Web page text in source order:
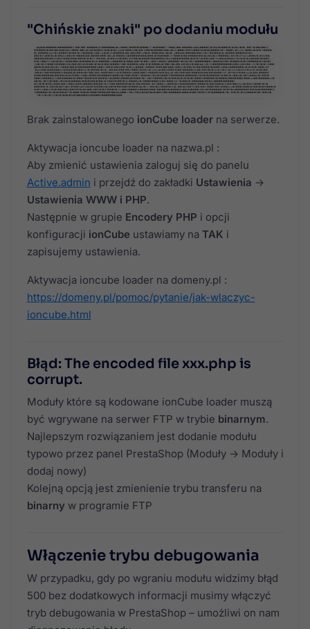
"Chińskie znaki" po dodaniu modułu
Brak zainstalowanego ionCube loaderna serwerze.
Aktywacja ioncube loader na nazwa.pl :
Aby zmienić ustawienia zaloguj się do panelu
Active.admin i przejdź do zakładki Ustawienia ->
Ustawienia WWW i PHP.
Następnie w grupie Encodery PHP i opcji
konfiguracji ionCube ustawiamy na TAK i
zapisujemy ustawienia.
Aktywacja ioncube loader na domeny.pl :
https://domeny.pl/pomoc/pytanie/jak-wlaczyc-
ioncube.html
Błąd: The encoded file xxx.php is
corrupt.
Moduły które są kodowane ionCube loader muszą
być wgrywane na serwer FTP w trybie binarnym.
Najlepszym rozwiązaniem jest dodanie modułu
typowo przez panel PrestaShop (Moduły -> Moduły i
dodaj nowy)
Kolejną opcją jest zmienienie trybu transferu na
binarny w programie FTP
Włączenie trybu debugowania
W przypadku, gdy po wgraniu modułu widzimy błąd
500 bez dodatkowych informacji musimy włączyć
tryb debugowania w PrestaShop – umożliwi on nam